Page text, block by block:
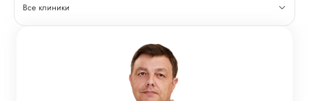
Все клиники